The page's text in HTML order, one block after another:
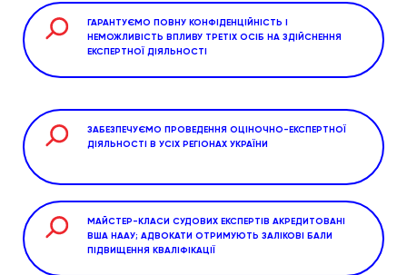
ГАРАНТУЄМО ПОВНУ КОНФІДЕНЦІЙНІСТЬ І
НЕМОЖЛИВІСТЬ ВПЛИВУ ТРЕТІХ ОСІБ НА ЗДІЙСНЕННЯ
ЕКСПЕРТНОЇ ДІЯЛЬНОСТІ
ЗАБЕЗПЕЧУЄМО ПРОВЕДЕННЯ ОЦІНОЧНО-ЕКСПЕРТНОЇ
ДІЯЛЬНОСТІ В УСІХ РЕГІОНАХ УКРАЇНИ
МАЙСТЕР-КЛАСИ СУДОВИХ ЕКСПЕРТІВ АКРЕДИТОВАНІ
ВША НААУ; АДВОКАТИ ОТРИМУЮТЬ ЗАЛІКОВІ БАЛИ
ПІДВИЩЕННЯ КВАЛІФІКАЦІЇ